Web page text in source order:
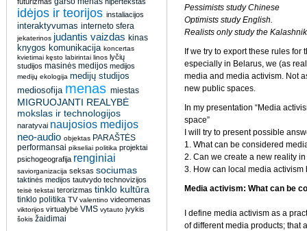
idėjos ir teorijos instaliacijos
interaktyvumas interneto sfera
jekaterinos judantis vaizdas kinas
knygos komunikacija koncertas
kvietimai kęsto labirintai linos lyčių
studijos masinės medijos medijos
medijų ekologija medijų studijos
mediosofija menas miestas
MIGRUOJANTI REALYBĖ
mokslas ir technologijos
naratyvai naujosios medijos
neo-audio objektas PARAŠTĖS
performansai pikseliai politika projektai
psichogeografija renginiai
saviorganizacija seksas sociumas
taktinės medijos tautvydo technovizijos
teisė tekstai terorizmas tinklo kultūra
tinklo politika TV valentino videomenas
viktorijos virtualybė VMS vytauto įvykis
šokis žaidimai
Pessimists study Chinese
Optimists study English.
Realists only study the
If we try to export these rules
especially in Belarus, we (as
media and media activism. Not
new public spaces.
In my presentation “Media
space”
I will try to present possible
1. What can be considered
2. Can we create a new reality
3. How can local media
Media activism: What can be
I define media activism as a
of different media products; that